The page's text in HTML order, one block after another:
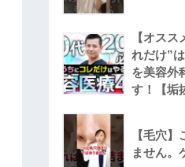
【オス
れだけ”
を美容外
す！【垢
【毛穴
ません。